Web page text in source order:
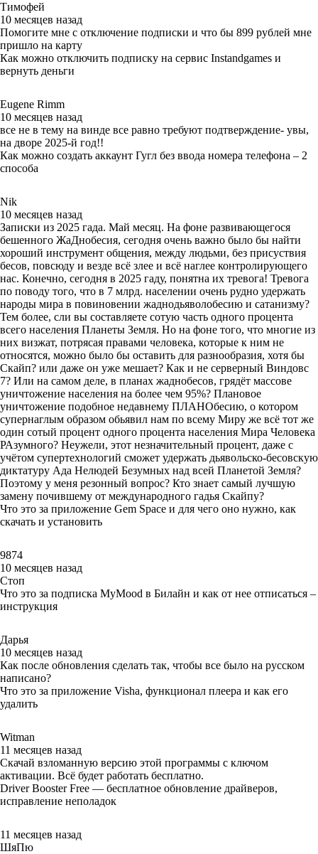
Тимофей
10 месяцев назад
Помогите мне с отключение подписки и что бы 899 рублей мне
пришло на карту
Как можно отключить подписку на сервис Instandgames и
вернуть деньги
Eugene Rimm
10 месяцев назад
все не в тему на винде все равно требуют подтверждение- увы,
на дворе 2025-й год!!
Как можно создать аккаунт Гугл без ввода номера телефона – 2
способа
Nik
10 месяцев назад
Записки из 2025 гада. Май месяц. На фоне развивающегося
бешенного ЖаДнобесия, сегодня очень важно было бы найти
хороший инструмент общения, между людьми, без присуствия
бесов, повсюду и везде всё злее и всё наглее контролирующего
нас. Конечно, сегодня в 2025 гаду, понятна их тревога! Тревога
по поводу того, что в 7 млрд. населении очень рудно удержать
народы мира в повиновении жаднодьяволобесию и сатанизму?
Тем более, сли вы составляете сотую часть одного процента
всего населения Планеты Земля. Но на фоне того, что многие из
них визжат, потрясая правами человека, которые к ним не
относятся, можно было бы оставить для разнообразия, хотя бы
Скайп? или даже он уже мешает? Как и не серверный Виндовс
7? Или на самом деле, в планах жаднобесов, грядёт массове
уничтожение населения на более чем 95%? Плановое
уничтожение подобное недавнему ПЛАНОбесию, о котором
супернаглым образом обьявил нам по всему Миру же всё тот же
один сотый процент одного процента населения Мира Человека
РАзумного? Неужели, этот незначительный процент, даже с
учётом супертехнологий сможет удержать дьявольско-бесовскую
диктатуру Ада Нелюдей Безумных над всей Планетой Земля?
Поэтому у меня резонный вопрос? Кто знает самый лучшую
замену почившему от международного гадья Скайпу?
Что это за приложение Gem Space и для чего оно нужно, как
скачать и установить
9874
10 месяцев назад
Стоп
Что это за подписка MyMood в Билайн и как от нее отписаться –
инструкция
Дарья
10 месяцев назад
Как после обновления сделать так, чтобы все было на русском
написано?
Что это за приложение Visha, функционал плеера и как его
удалить
Witman
11 месяцев назад
Скачай взломанную версию этой программы с ключом
активации. Всё будет работать бесплатно.
Driver Booster Free — бесплатное обновление драйверов,
исправление неполадок
11 месяцев назад
ШяПю